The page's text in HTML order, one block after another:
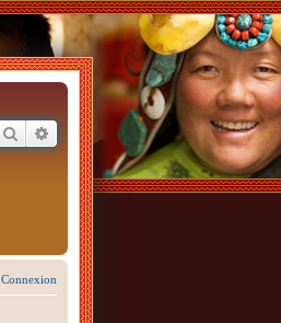
RechercherRecherche avancée
Connexion